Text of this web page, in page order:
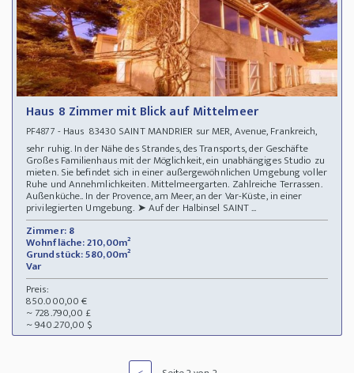
Haus 8 Zimmer mit Blick auf Mittelmeer
PF4877 - Haus 83430 SAINT MANDRIER sur MER, Avenue, Frankreich,
sehr ruhig. In der Nähe des Strandes, des Transports, der Geschäfte
Großes Familienhaus mit der Möglichkeit, ein unabhängiges Studio zu
mieten. Sie befindet sich in einer außergewöhnlichen Umgebung voller
Ruhe und Annehmlichkeiten. Mittelmeergarten. Zahlreiche Terrassen.
Außenküche.. In der Provence, am Meer, an der Var-Küste, in einer
privilegierten Umgebung. ➤ Auf der Halbinsel SAINT ...
Zimmer: 8
Wohnfläche: 210,00m²
Grundstück: 580,00m²
Var
Preis:
850.000,00 €
~ 728.790,00 £
~ 940.270,00 $